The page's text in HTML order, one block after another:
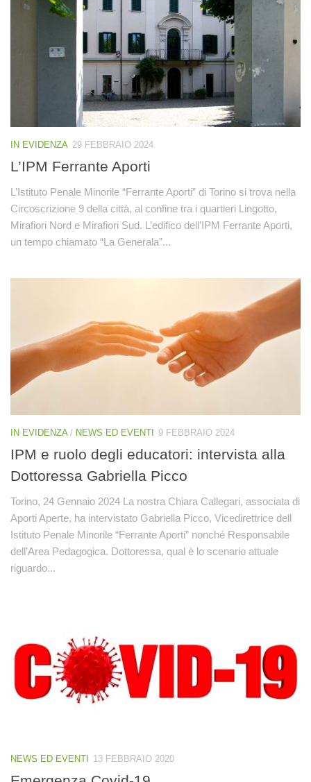
IN EVIDENZA 29 FEBBRAIO 2024
L’IPM Ferrante Aporti
L’Istituto Penale Minorile “Ferrante Aporti” di Torino si trova nella
Circoscrizione 9 della città, al confine tra i quartieri Lingotto,
Mirafiori Nord e Mirafiori Sud. L’edifico dell’IPM Ferrante Aporti,
un tempo chiamato “La Generala”...
IN EVIDENZA/ NEWS ED EVENTI 9 FEBBRAIO 2024
IPM e ruolo degli educatori: intervista alla
Dottoressa Gabriella Picco
Torino, 24 Gennaio 2024 La nostra Chiara Callegari, associata di
Aporti Aperte, ha intervistato Gabriella Picco, Vicedirettrice dell
Istituto Penale Minorile “Ferrante Aporti” nonché Responsabile
dell’Area Pedagogica. Dottoressa, qual è lo scenario attuale
riguardo...
NEWS ED EVENTI 13 FEBBRAIO 2020